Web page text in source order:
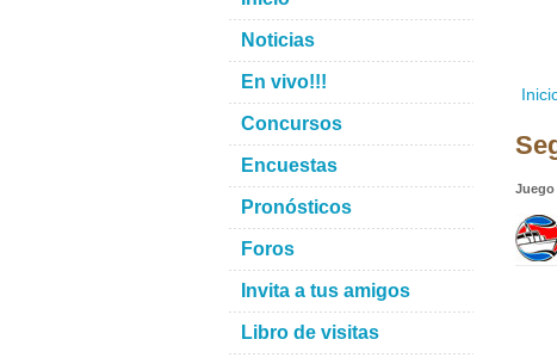
Juego
Noticias
En vivo!!!
Concursos
Encuestas
Pronósticos
Foros
Invita a tus amigos
Libro de visitas